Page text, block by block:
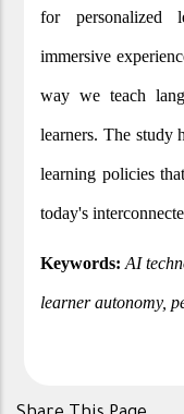
for personalized
immersive
way we teach
learners. The study
learning policies
today's
Keywords: AI
learner autonomy,